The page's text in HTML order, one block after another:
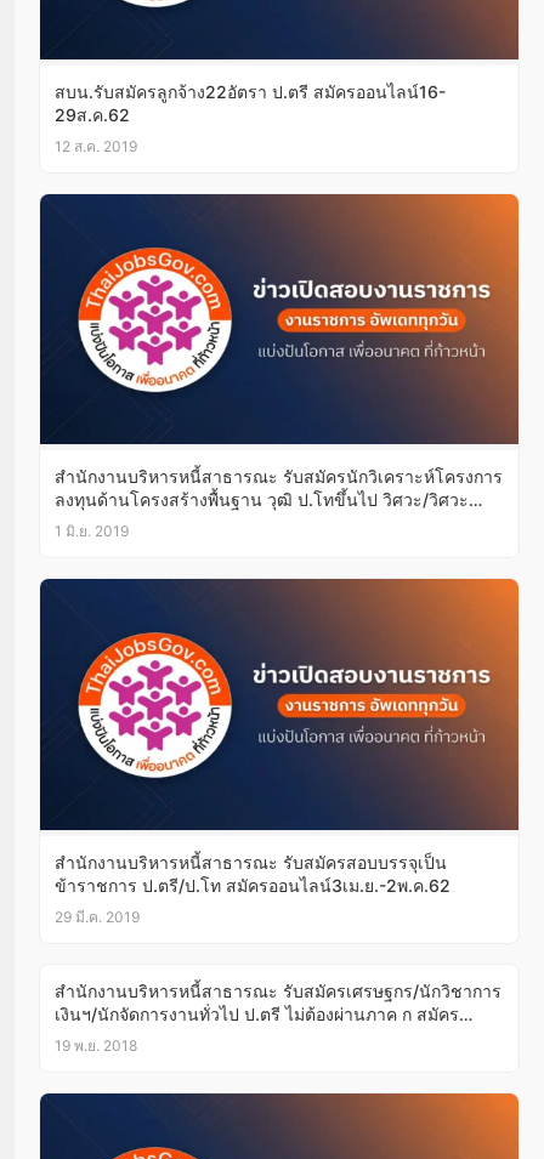
สบน.รับสมัครลูกจ้าง22อัตรา ป.ตรี สมัครออนไลน์16-
29ส.ค.62
12 ส.ค. 2019
สำนักงานบริหารหนี้สาธารณะ รับสมัครนักวิเคราะห์โครงการ
ลงทุนด้านโครงสร้างพื้นฐาน วุฒิ ป.โทขึ้นไป วิศวะ/วิศวะ
ขนส่งทางราง ประสบการณ์10ปี 4มิ.ย.-5ก.ค.62
1 มิ.ย. 2019
สำนักงานบริหารหนี้สาธารณะ รับสมัครสอบบรรจุเป็น
ข้าราชการ ป.ตรี/ป.โท สมัครออนไลน์3เม.ย.-2พ.ค.62
29 มี.ค. 2019
สำนักงานบริหารหนี้สาธารณะ รับสมัครเศรษฐกร/นักวิชาการ
เงินฯ/นักจัดการงานทั่วไป ป.ตรี ไม่ต้องผ่านภาค ก สมัคร
ออนไลน์26พ.ย.-11ธ.ค.61
19 พ.ย. 2018